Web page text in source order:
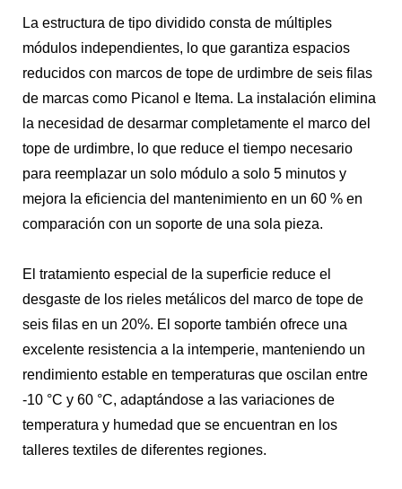
La estructura de tipo dividido consta de múltiples
módulos independientes, lo que garantiza espacios
reducidos con marcos de tope de urdimbre de seis filas
de marcas como Picanol e Itema. La instalación elimina
la necesidad de desarmar completamente el marco del
tope de urdimbre, lo que reduce el tiempo necesario
para reemplazar un solo módulo a solo 5 minutos y
mejora la eficiencia del mantenimiento en un 60 % en
comparación con un soporte de una sola pieza.
El tratamiento especial de la superficie reduce el
desgaste de los rieles metálicos del marco de tope de
seis filas en un 20%. El soporte también ofrece una
excelente resistencia a la intemperie, manteniendo un
rendimiento estable en temperaturas que oscilan entre
-10 °C y 60 °C, adaptándose a las variaciones de
temperatura y humedad que se encuentran en los
talleres textiles de diferentes regiones.